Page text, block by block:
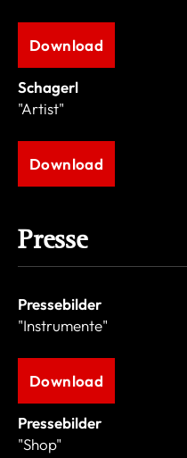
Download
Schagerl
"Artist"
Download
Presse
Pressebilder
"Instrumente"
Download
Pressebilder
"Shop"